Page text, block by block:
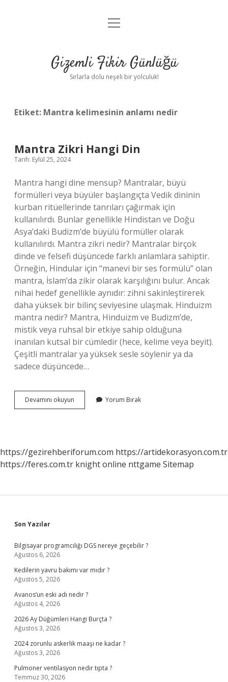
Anasayfa
Yasal Uyarı
menüyü
Gizemli Fikir Günlüğü
Sırlarla dolu neşeli bir yolculuk!
Etiket: Mantra kelimesinin anlamı nedir
Mantra Zikri Hangi Din
Tarih: Eylül 25, 2024
Mantra hangi dine mensup? Mantralar, büyü
formülleri veya büyüler başlangıçta Vedik dininin
kurban ritüellerinde tanrıları çağırmak için
kullanılırdı. Bunlar genellikle Hindistan ve Doğu
Asya’daki Budizm’de büyülü formüller olarak
kullanılırdı. Mantra zikri nedir? Mantralar birçok
dinde ve felsefi düşüncede farklı anlamlara sahiptir.
Örneğin, Hindular için “manevi bir ses formülü” olan
mantra, İslam’da zikir olarak karşılığını bulur. Ancak
nihai hedef genellikle aynıdır: zihni sakinleştirerek
daha yüksek bir bilinç seviyesine ulaşmak. Hinduizm
mantra nedir? Mantra, Hinduizm ve Budizm’de,
mistik veya ruhsal bir etkiye sahip olduğuna
inanılan kutsal bir cümledir (hece, kelime veya beyit).
Çeşitli mantralar ya yüksek sesle söylenir ya da
sadece düşüncede…
Devamını okuyun
Zikri
Yorum Bırak
https://gezirehberiforum.com https://artidekorasyon.com.tr
https://feres.com.tr knight online nttgame Sitemap
Sidebar
Son Yazılar
Bilgisayar programcılığı DGS nereye geçebilir ?
Ağustos 6, 2026
Kedilerin yavru bakımı var mıdır ?
Ağustos 5, 2026
Avanos’un eski adı nedir ?
Ağustos 4, 2026
2026 Ay Düğümleri Hangi Burçta ?
Ağustos 3, 2026
2024 zorunlu askerlik maaşı ne kadar ?
Ağustos 3, 2026
Pulmoner ventilasyon nedir tıpta ?
Temmuz 30, 2026